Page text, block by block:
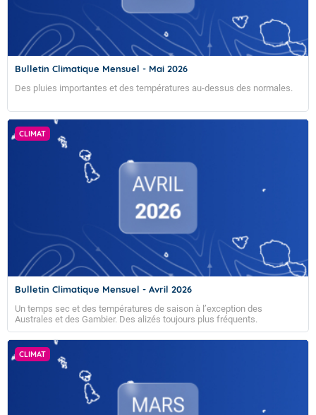
Bulletin Climatique Mensuel - Mai 2026
Des pluies importantes et des températures au-dessus des normales.
CLIMAT
Bulletin Climatique Mensuel - Avril 2026
Un temps sec et des températures de saison à l’exception des
Australes et des Gambier. Des alizés toujours plus fréquents.
CLIMAT